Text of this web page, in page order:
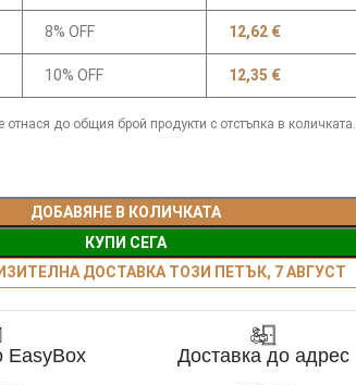
8% OFF 12,62 €
10% OFF 12,35 €
отнася до общия брой продукти с отстъпка в количката.
ДОБАВЯНЕ В КОЛИЧКАТА
КУПИ СЕГА
ДОСТАВКА ТОЗИ ПЕТЪК, 7 АВГУСТ
EasyBox Доставка до адрес